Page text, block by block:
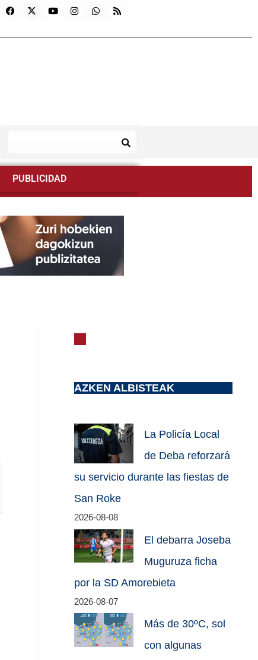
PUBLICIDAD
AZKEN ALBISTEAK
La Policía Local
de Deba reforzará
su servicio durante las fiestas de
San Roke
2026-08-08
El debarra Joseba
Muguruza ficha
por la SD Amorebieta
2026-08-07
Más de 30ºC, sol
con algunas